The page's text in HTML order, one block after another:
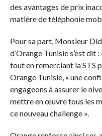
des avantages de prix
matière de téléphonie
Pour sa part, Monsieur
d’Orange Tunisie s’est dit
tout en remerciant la STS
Orange Tunisie, « une
engageons à assurer le
mettre en œuvre tous les
ce nouveau challenge ».